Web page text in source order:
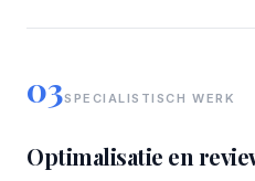
03SPECIALISTISCH WERK
Optimalisatie en